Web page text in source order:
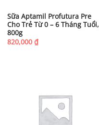
Sữa Aptamil Profutura Pre
Cho Trẻ Từ 0 – 6 Tháng Tuổi,
800g
820,000 ₫